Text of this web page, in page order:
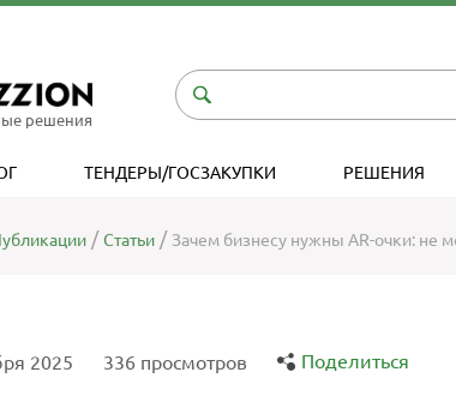
решения
ТЕНДЕРЫ/ГОСЗАКУПКИ РЕШЕНИЯ
Статьи Зачем бизнесу нужны AR-очки: не
2025 336 просмотров Поделиться